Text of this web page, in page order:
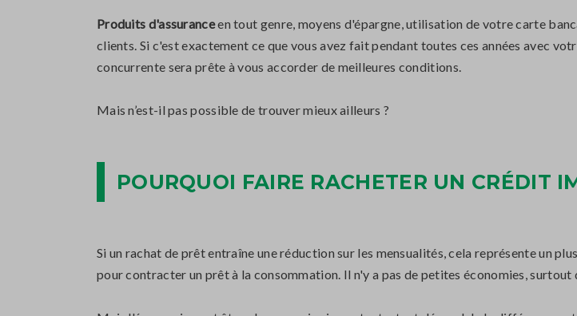
Produits d'assuranceen tout genre, moyens d'épargne, utilisation de votre carte
clients. Si c'est exactement ce que vous avez fait pendant toutes ces années avec
concurrente sera prête à vous accorder de meilleures conditions.
Mais n’est-il pas possible de trouver mieux ailleurs ?
POURQUOI FAIRE RACHETER UN CRÉDIT
Si un rachat de prêt entraîne une réduction sur les mensualités, cela représente un
pour contracter un prêt à la consommation. Il n'y a pas de petites économies,